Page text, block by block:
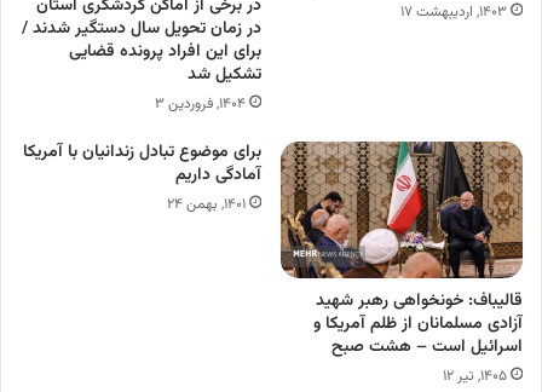
۱۴۰۳, اردیبهشت ۱۷
در برخی از اماکن گردشگری استان
در زمان تحویل سال دستگیر شدند /
برای این افراد پرونده قضایی
تشکیل شد
۱۴۰۴, فروردین ۳
قالیباف: خونخواهی رهبر شهید
آزادی مسلمانان از ظلم آمریکا و
اسرائیل است – هشت صبح
۱۴۰۵, تیر ۱۲
برای موضوع تبادل زندانیان با آمریکا
آمادگی داریم
۱۴۰۱, بهمن ۲۴